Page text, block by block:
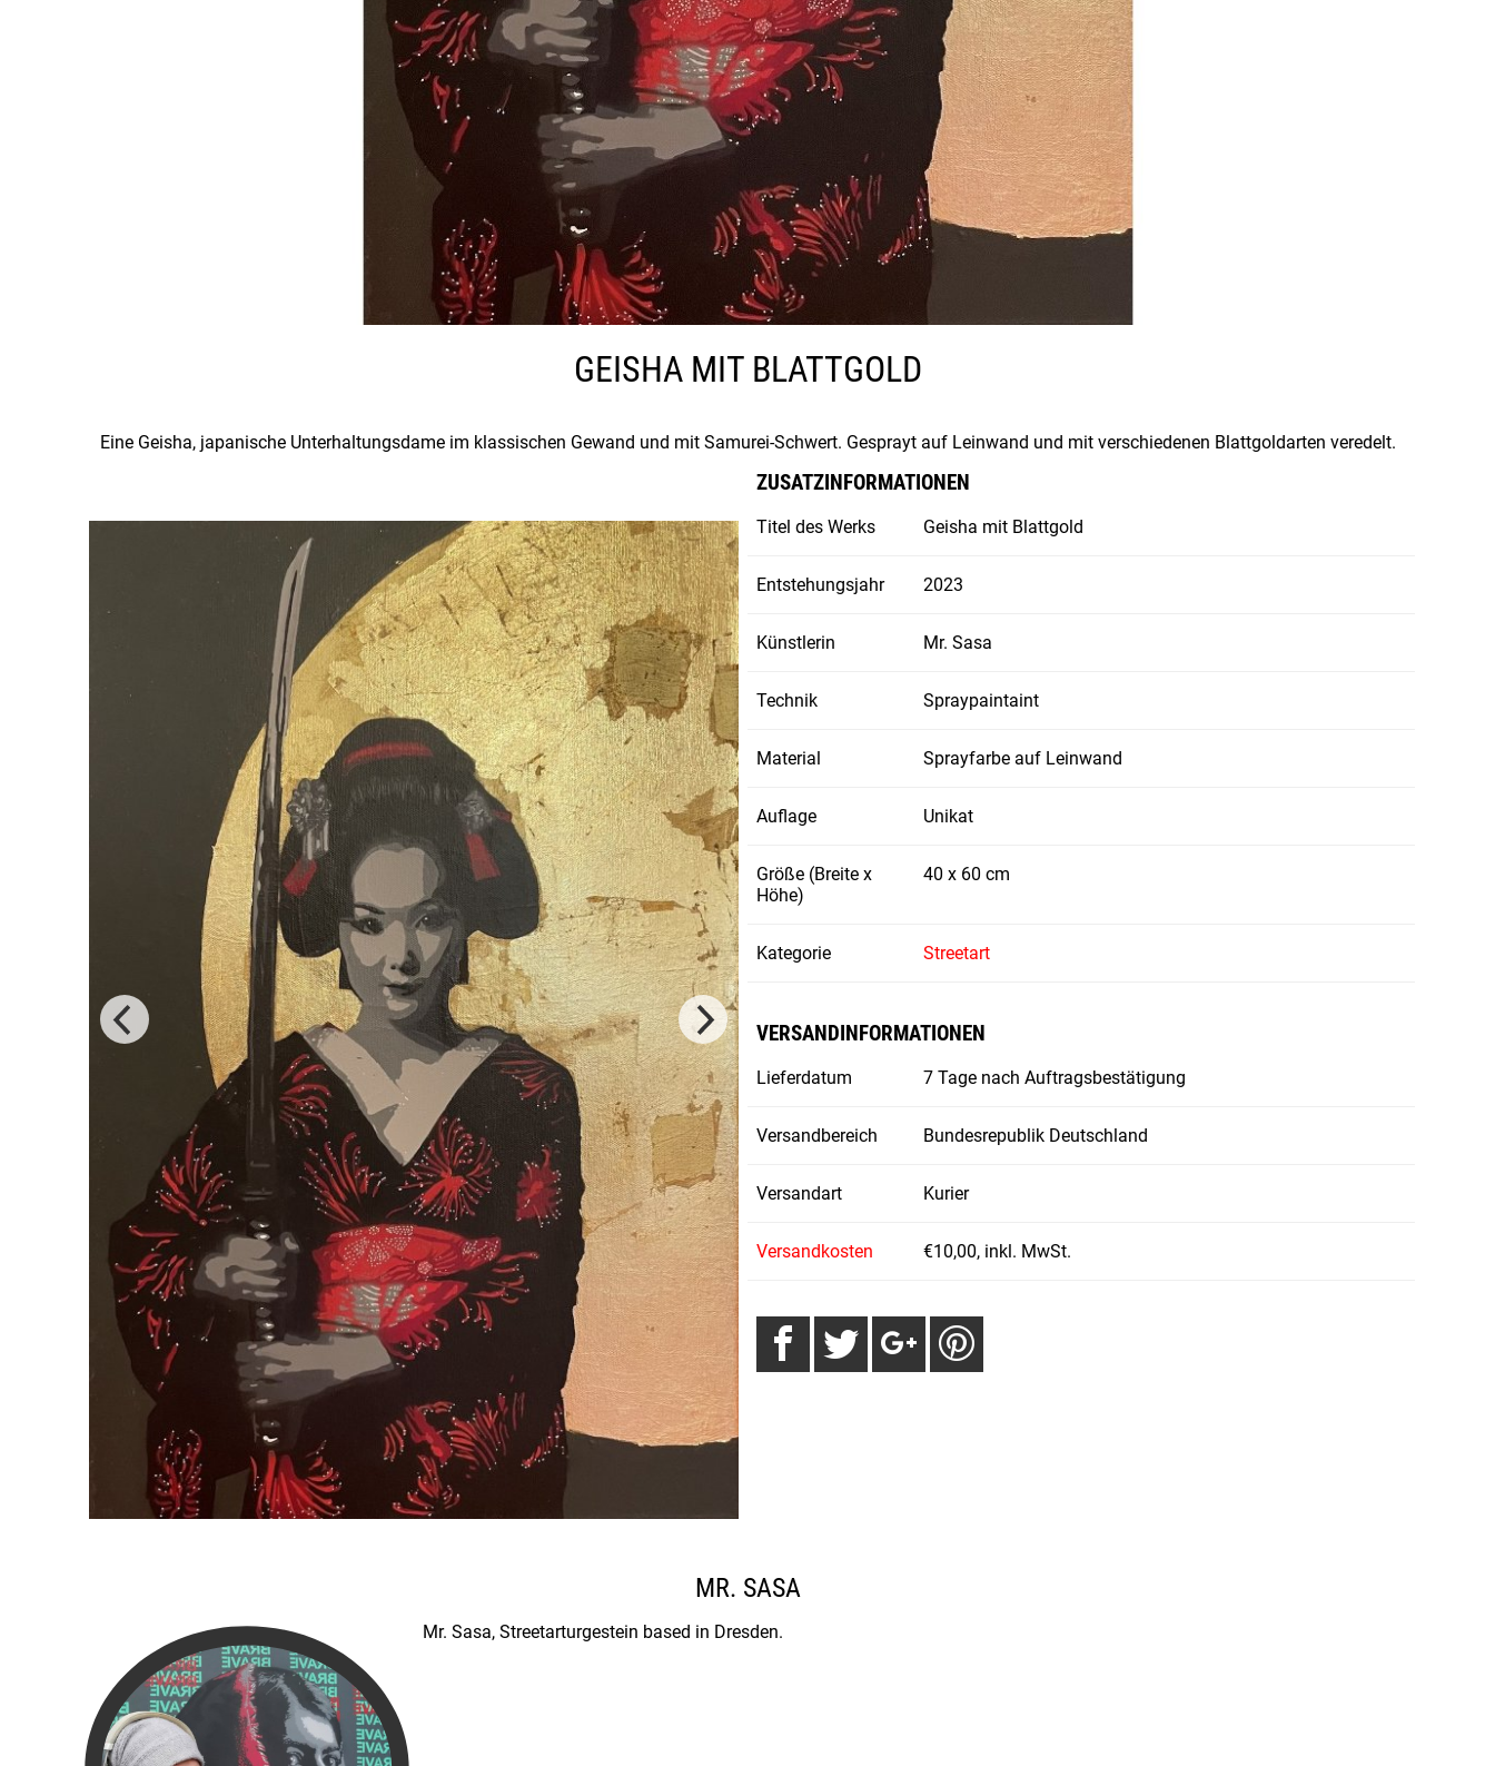
GEISHA MIT BLATTGOLD
Eine Geisha, japanische Unterhaltungsdame im klassischen Gewand und mit Samurei-Schwert. Gesprayt auf Leinwand und mit verschiedenen Blattgoldarten veredelt.
ZUSATZINFORMATIONEN
Titel des Werks Geisha mit Blattgold
Entstehungsjahr 2023
Künstlerin Mr. Sasa
Technik Spraypaintaint
Material Sprayfarbe auf Leinwand
Auflage Unikat
Größe (Breite x
Höhe)
40 x 60 cm
Kategorie Streetart
VERSANDINFORMATIONEN
Lieferdatum 7 Tage nach Auftragsbestätigung
Versandbereich Bundesrepublik Deutschland
Versandart Kurier
Versandkosten €10,00, inkl. MwSt.
MR. SASA
Mr. Sasa, Streetarturgestein based in Dresden.